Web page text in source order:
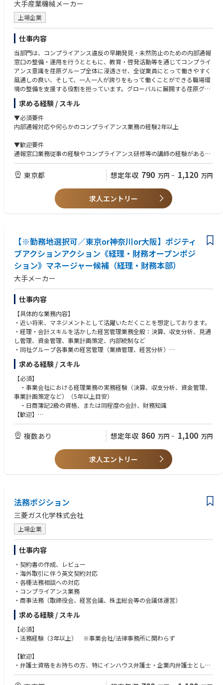
そして、例えば循環器事業の領域である世界の高血圧人口は、2015年の1
1億人から2025年には15億人と増加する見込みで、血圧計のニーズは高ま
り続けます。このような状況に対して、疾患を未然に防ぐ革新的デバイス
を創造することに加えて、保険者・医療機関および各サービス事業者と連
携する医療サービス事業の拡大を加速させることで、世界共通である社会
的課題の解決に貢献し続けます。
構築に主体的に関与できます。
大手産業機械メーカー
上場企業
仕事内容
当部門は、コンプライアンス違反の早期発見・未然防止のための内部通報
窓口の整備・運用を行うとともに、教育・啓発活動等を通じてコンプライ
アンス意識を荏原グループ全体に浸透させ、全従業員にとって働きやすく
風通しの良い、そして、一人一人が誇りをもって働くことができる職場環
境の整備を支援する役割を担っています。グローバルに展開する荏原グル
ープが継続して成長するよう、コンプライアンス推進活動を通じて上記役
割を果たし、企業価値向上にも貢献することができます。
求める経験 / スキル
▼必須要件
内部通報対応や何らかのコンプライアンス業務の経験2年以上
▼歓迎要件
通報窓口業務従事の経験やコンプライアンス研修等の講師の経験がある方
歓迎。
弁護士、公認不正検査士、ハラスメント防止コンサルタント、ハラスメン
トアドバイザー等の資格取得者歓迎。
▼求める人物像
通報対応者に必要な人の話をきくこと（傾聴）や関係者とコミュニケーシ
ス意識向上のために必要なことを考え、提案し、実行する力をもった人材
を求めています。
東京都 想定年収 790 万円 ~ 1,120 万円
求人エントリー
【※勤務地選択可／東京or神奈川or大阪】ポジティ
ブアクションアクション《経理・財務オープンポジ
ション》マネージャー候補（経理・財務本部）
大手メーカー
仕事内容
【具体的な業務内容】
・近い将来、マネジメントとして活躍いただくことを想定しております。
・経理・会計スキルを活かした経営管理業務全般：決算、収支分析、見通
し管理、資金管理、事業計画策定、内部統制など
・同社グループ各事業の経営管理（業績管理、経営分析）
※ご経験に合わせて経理・財務のポジションを検討します
求める経験 / スキル
【必須】
・事業会社における経理業務の実務経験（決算、収支分析、資金管理、
事業計画策定など）（5年以上目安）
・日商簿記2級の資格、または同程度の会計、財務知識
【歓迎】
・公認会計士、税理士免許
・TOEIC 650点以上
複数あり 想定年収 860 万円 ~ 1,100 万円
求人エントリー
法務ポジション
三菱ガス化学株式会社
上場企業
仕事内容
・契約書の作成、レビュー
・海外取引に伴う英文契約対応
・各種法務相談への対応
・コンプライアンス業務
・商事法務（取締役会、経営会議、株主総会等の会議体運営）
求める経験 / スキル
【必須】
・法務経験（3年以上） ※事業会社/法律事務所に関わらず
【歓迎】
・弁護士資格をお持ちの方、特にインハウス弁護士・企業内弁護士として
のご経験がある方
・英語力、英文契約書実務経験がある方